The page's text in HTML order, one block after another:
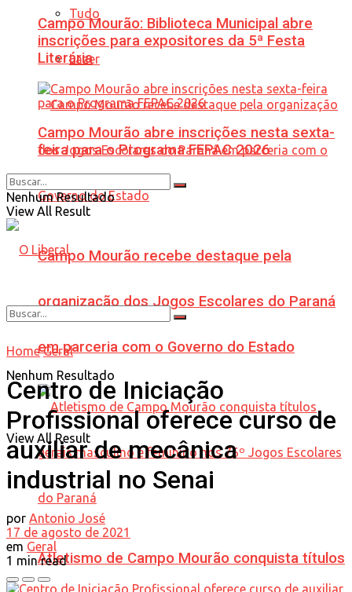
Tudo
Lazer
Campo Mourão recebe destaque pela
organização dos Jogos Escolares do Paraná
em parceria com o Governo do Estado
Atletismo de Campo Mourão conquista títulos
Campo Mourão: Biblioteca Municipal abre
inscrições para expositores da 5ª Festa
Literária
Campo Mourão abre inscrições nesta sexta-
feira para o Programa FEPAC 2026
Nenhum Resultado
View All Result
Nenhum Resultado
View All Result
Home Geral
Centro de Iniciação
Profissional oferece curso de
auxiliar de mecânica
industrial no Senai
por Antonio José
17 de agosto de 2021
em Geral
1 min read